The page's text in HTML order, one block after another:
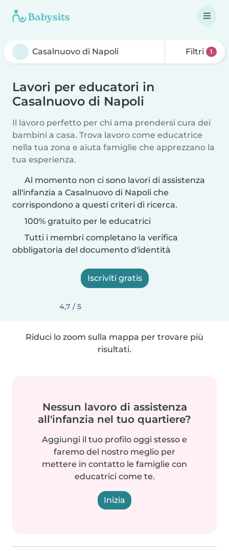
Filtri 1
Lavori per educatori in
Casalnuovo di Napoli
Il lavoro perfetto per chi ama prendersi cura dei
bambini a casa. Trova lavoro come educatrice
nella tua zona e aiuta famiglie che apprezzano la
tua esperienza.
Al momento non ci sono lavori di assistenza
all'infanzia a Casalnuovo di Napoli che
corrispondono a questi criteri di ricerca.
100% gratuito per le educatrici
Tutti i membri completano la verifica
obbligatoria del documento d'identità
Iscriviti gratis
4,7 / 5
Riduci lo zoom sulla mappa per trovare più
risultati.
Nessun lavoro di assistenza
all'infanzia nel tuo quartiere?
Aggiungi il tuo profilo oggi stesso e
faremo del nostro meglio per
mettere in contatto le famiglie con
educatrici come te.
Inizia